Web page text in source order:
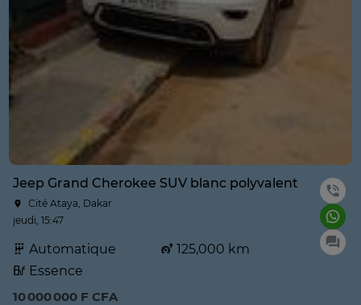
Jeep Grand Cherokee SUV blanc polyvalent
Cité Ataya, Dakar
jeudi, 15:47
Automatique
125,000 km
Essence
10 000 000 F CFA